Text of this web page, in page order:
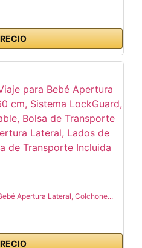
Apertura Lateral, Colchone...